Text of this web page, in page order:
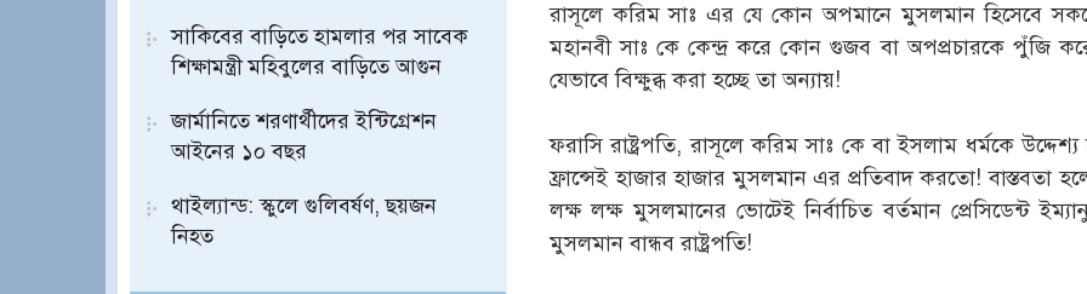
সাকিবের বাড়িতে হামলার পর সাবেক
শিক্ষামন্ত্রী মহিবুলের বাড়িতে আগুন
জার্মানিতে শরণার্থীদের ইন্টিগ্রেশন
আইনের ১০ বছর
থাইল্যান্ড: স্কুলে গুলিবর্ষণ, ছয়জন
নিহত
রাসূলে করিম সাঃ এর যে কোন অপমানে মুসলমান হিসেবে
মহানবী সাঃ কে কেন্দ্র করে কোন গুজব বা অপপ্রচারকে পুঁজি
যেভাবে বিক্ষুব্ধ করা হচ্ছে তা অন্যায়!
ফরাসি রাষ্ট্রপতি, রাসূলে করিম সাঃ কে বা ইসলাম ধর্মকে
ফ্রান্সেই হাজার হাজার মুসলমান এর প্রতিবাদ করতো! বাস্তবতা
লক্ষ লক্ষ মুসলমানের ভোটেই নির্বাচিত বর্তমান প্রেসিডেন্ট
মুসলমান বান্ধব রাষ্ট্রপতি!